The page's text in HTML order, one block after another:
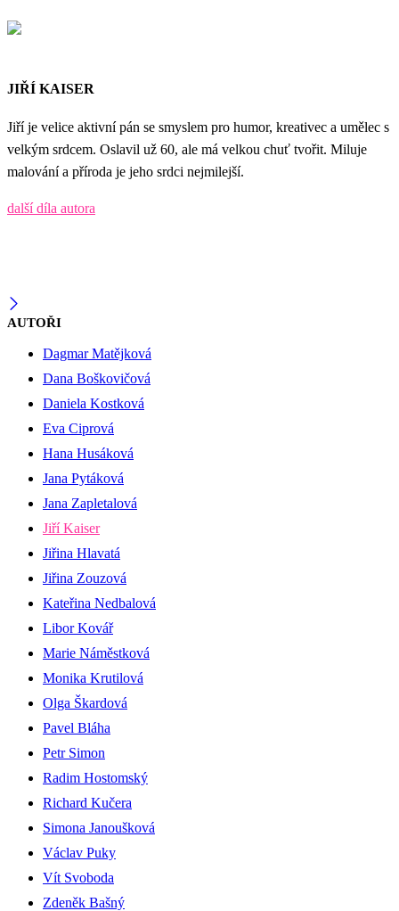
JIŘÍ KAISER
Jiří je velice aktivní pán se smyslem pro humor, kreativec a umělec s
velkým srdcem. Oslavil už 60, ale má velkou chuť tvořit. Miluje
malování a příroda je jeho srdci nejmilejší.
další díla autora
AUTOŘI
Dagmar Matějková
Dana Boškovičová
Daniela Kostková
Eva Ciprová
Hana Husáková
Jana Pytáková
Jana Zapletalová
Jiří Kaiser
Jiřina Hlavatá
Jiřina Zouzová
Kateřina Nedbalová
Libor Kovář
Marie Náměstková
Monika Krutilová
Olga Škardová
Pavel Bláha
Petr Simon
Radim Hostomský
Richard Kučera
Simona Janoušková
Václav Puky
Vít Svoboda
Zdeněk Bašný